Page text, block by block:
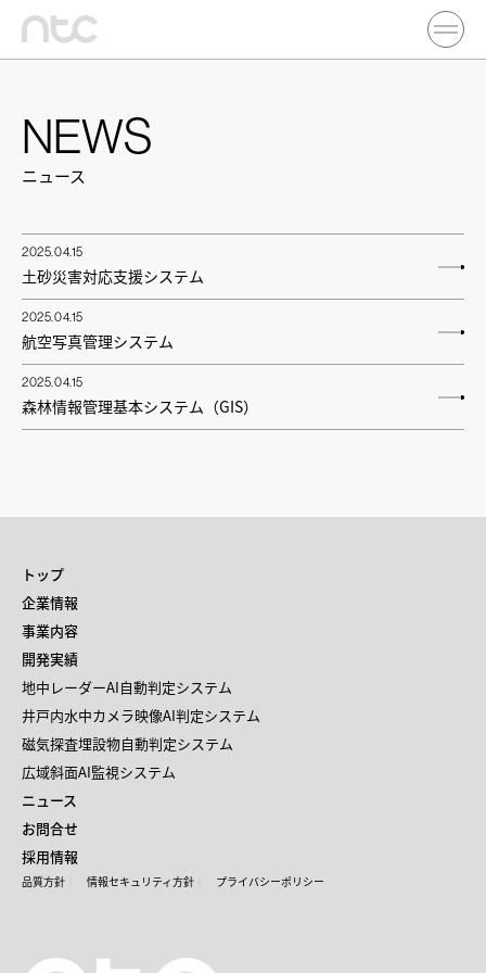
NEWS
ニュース
2025.04.15
土砂災害対応支援システム
2025.04.15
航空写真管理システム
2025.04.15
森林情報管理基本システム（GIS）
トップ
企業情報
事業内容
開発実績
地中レーダーAI自動判定システム
井戸内水中カメラ映像AI判定システム
磁気探査埋設物自動判定システム
広域斜面AI監視システム
ニュース
お問合せ
採用情報
品質方針 情報セキュリティ方針 プライバシーポリシー